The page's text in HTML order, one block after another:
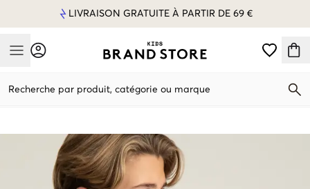
LIVRAISON GRATUITE À PARTIR DE 69 €
Mobile Menu
Recherche par produit, catégorie ou marque